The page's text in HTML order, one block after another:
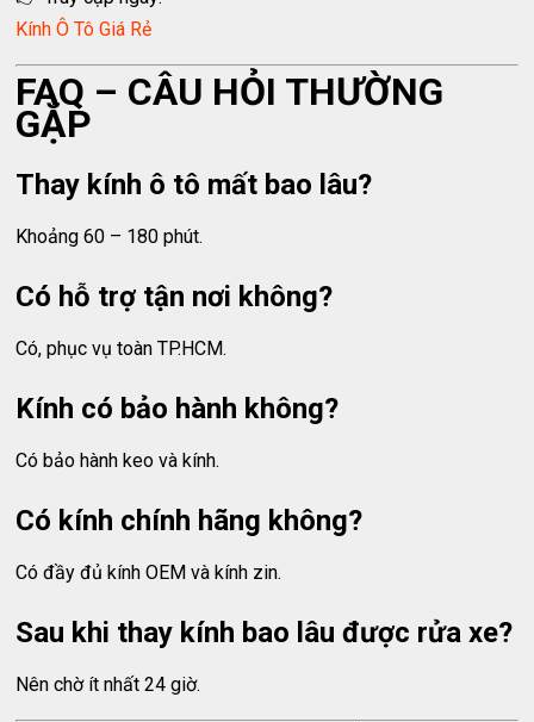
Kính Ô Tô Giá Rẻ
FAQ – CÂU HỎI THƯỜNG
GẶP
Thay kính ô tô mất bao lâu?
Khoảng 60 – 180 phút.
Có hỗ trợ tận nơi không?
Có, phục vụ toàn TP.HCM.
Kính có bảo hành không?
Có bảo hành keo và kính.
Có kính chính hãng không?
Có đầy đủ kính OEM và kính zin.
Sau khi thay kính bao lâu được rửa xe?
Nên chờ ít nhất 24 giờ.